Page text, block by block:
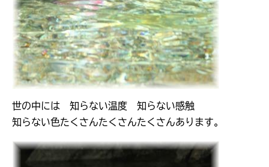
世の中には 知らない温度 知らない感触
知らない色たくさんたくさんたくさんあります。